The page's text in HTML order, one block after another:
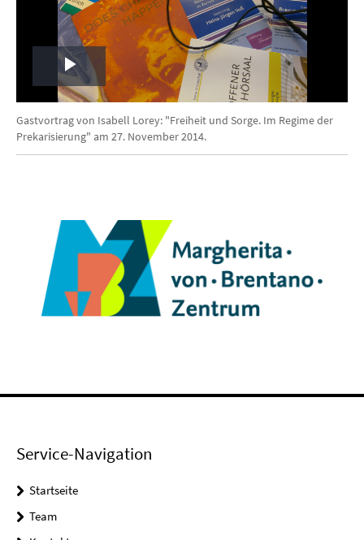
Play
Video
Gastvortrag von Isabell Lorey: "Freiheit und Sorge. Im Regime der
Prekarisierung" am 27. November 2014.
Service-Navigation
Startseite
Team